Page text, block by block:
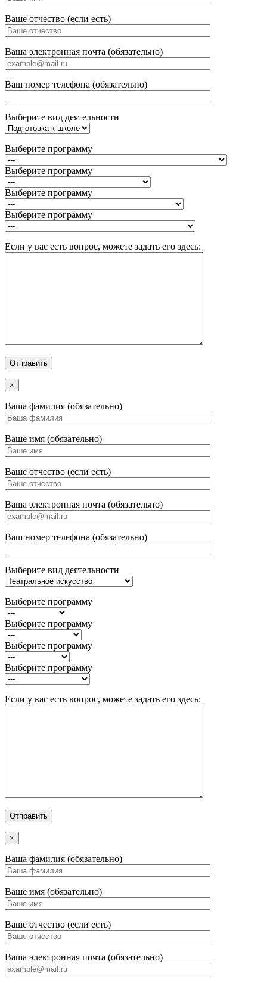
Ваше отчество (если есть)
Ваша электронная почта (обязательно)
Ваш номер телефона (обязательно)
Выберите вид деятельности
Выберите программу
Выберите программу
Выберите программу
Выберите программу
Если у вас есть вопрос, можете задать его здесь:
×
Ваша фамилия (обязательно)
Ваше имя (обязательно)
Ваше отчество (если есть)
Ваша электронная почта (обязательно)
Ваш номер телефона (обязательно)
Выберите вид деятельности
Выберите программу
Выберите программу
Выберите программу
Выберите программу
Если у вас есть вопрос, можете задать его здесь:
×
Ваша фамилия (обязательно)
Ваше имя (обязательно)
Ваше отчество (если есть)
Ваша электронная почта (обязательно)